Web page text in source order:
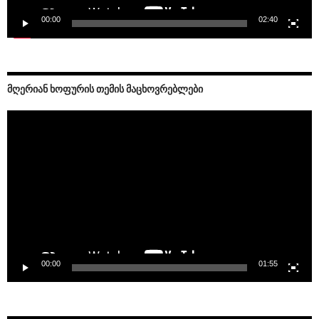
00:00 02:40
ᲛᲦᲔᲠᲘᲐᲜ ᲮᲝᲤᲣᲠᲘᲡ ᲗᲔᲛᲘᲡ ᲛᲐᲪᲮᲝᲕᲠᲔᲑᲚᲔᲑᲘ
00:00 01:55